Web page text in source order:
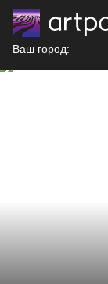
Ваш город: